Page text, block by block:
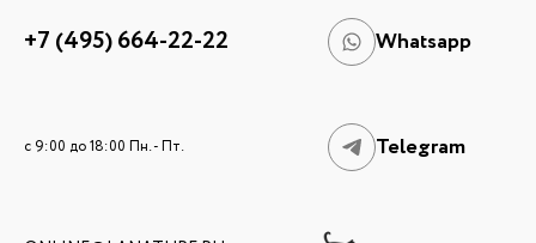
+7 (495) 664-22-22 Whatsapp
c 9:00 до 18:00 Пн. - Пт. Telegram